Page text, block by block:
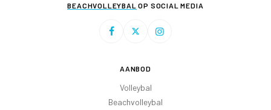
BEACHVOLLEYBAL OP SOCIAL MEDIA
AANBOD
Volleybal
Beachvolleybal